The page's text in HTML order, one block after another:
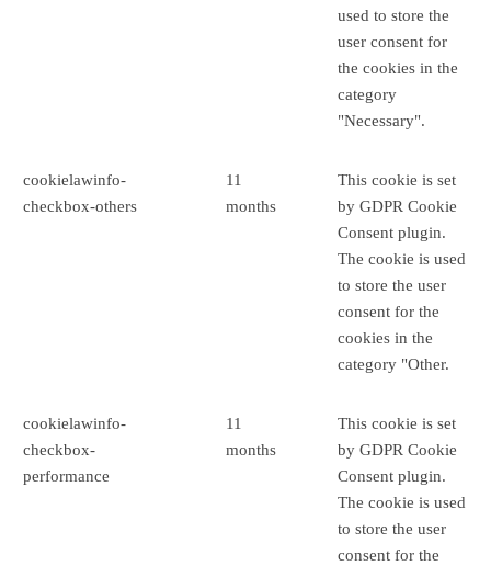
used to store the
user consent for
the cookies in the
category
"Necessary".
cookielawinfo-
checkbox-others
11
months
This cookie is set
by GDPR Cookie
Consent plugin.
The cookie is used
to store the user
consent for the
cookies in the
category "Other.
cookielawinfo-
checkbox-
performance
11
months
This cookie is set
by GDPR Cookie
Consent plugin.
The cookie is used
to store the user
consent for the